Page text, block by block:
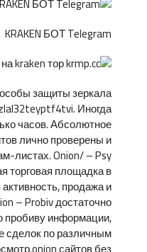
KRAKEN БОТ Telegram
защиты зеркала
Иногда
часов. Абсолютное
лично проверены и
листах. Onion/ – Psy
торговая площадка в
продажа и
– Probiv достаточно
информации,
сделок по различным